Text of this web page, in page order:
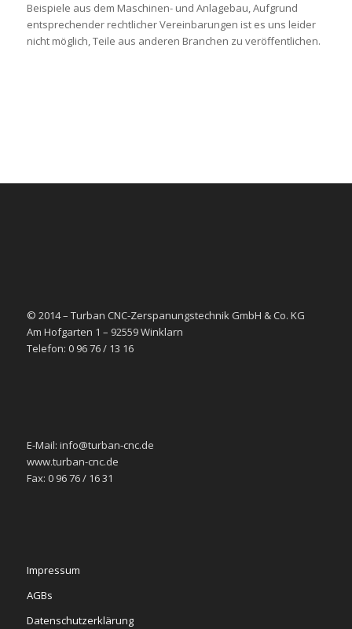
Beispiele aus dem Maschinen- und Anlagebau, Aufgrund
entsprechender rechtlicher Vereinbarungen ist es uns leider
nicht möglich, Teile aus anderen Branchen zu veröffentlichen.
© 2014 – Turban CNC-Zerspanungstechnik GmbH & Co. KG
Am Hofgarten 1 – 92559 Winklarn
Telefon: 0 96 76 / 13 16
E-Mail: info@turban-cnc.de
www.turban-cnc.de
Fax: 0 96 76 / 16 31
Impressum
AGBs
Datenschutzerklärung